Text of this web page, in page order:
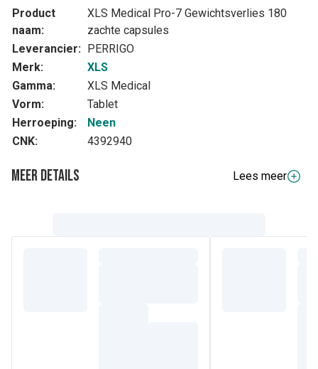
Product
naam:
XLS Medical Pro-7 Gewichtsverlies 180
zachte capsules
Leverancier: PERRIGO
Merk:
XLS
Gamma:
XLS Medical
Vorm:
Tablet
Herroeping:
Neen
CNK:
4392940
Meer details
Lees meer
bewegingsplan raadplegen dat je helpt gewicht te verliezen